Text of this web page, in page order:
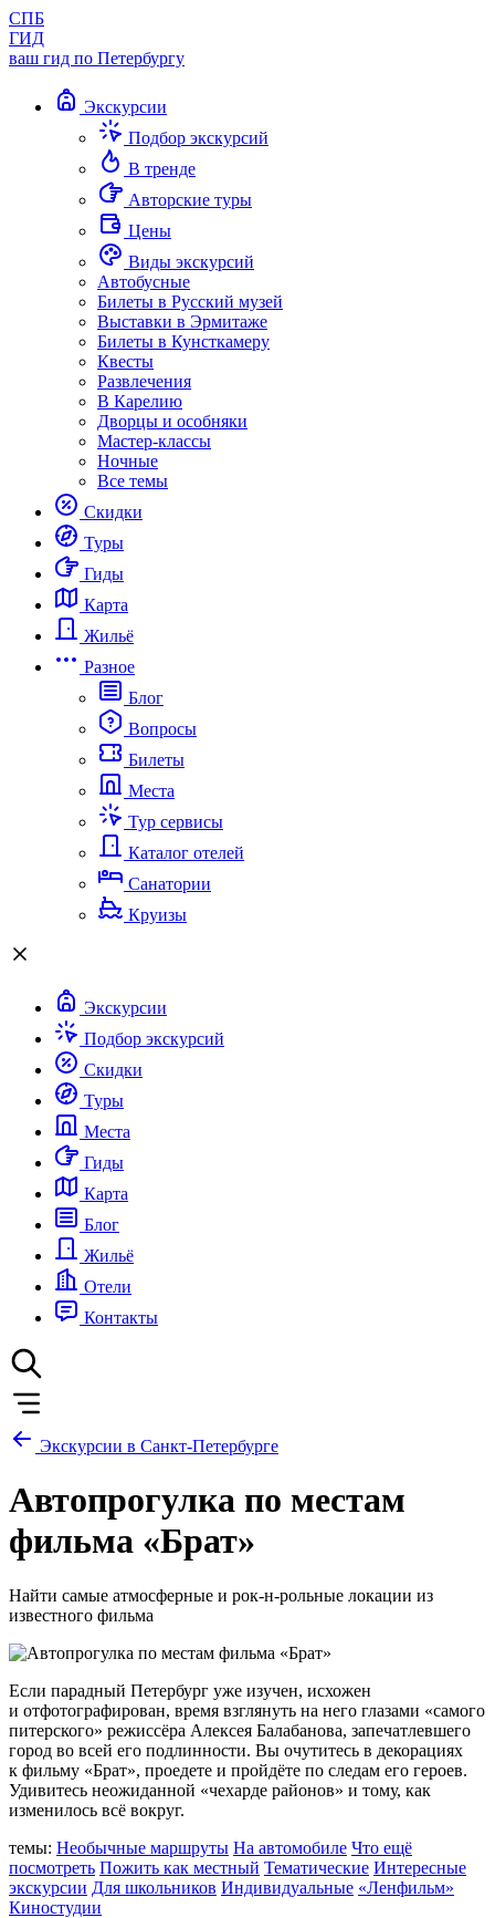
СПБ
ГИД
ваш гид по Петербургу
Экскурсии
Подбор экскурсий
В тренде
Авторские туры
Цены
Виды экскурсий
Автобусные
Билеты в Русский музей
Выставки в Эрмитаже
Билеты в Кунсткамеру
Квесты
Развлечения
В Карелию
Дворцы и особняки
Мастер-классы
Ночные
Все темы
Скидки
Туры
Гиды
Карта
Жильё
Разное
Блог
Вопросы
Билеты
Места
Тур сервисы
Каталог отелей
Санатории
Круизы
Экскурсии
Подбор экскурсий
Скидки
Туры
Места
Гиды
Карта
Блог
Жильё
Отели
Контакты
Экскурсии в Санкт-Петербурге
Автопрогулка по местам
фильма «Брат»
Найти самые атмосферные и рок-н-рольные локации из
известного фильма
Если парадный Петербург уже изучен, исхожен
и отфотографирован, время взглянуть на него глазами «самого
питерского» режиссёра Алексея Балабанова, запечатлевшего
город во всей его подлинности. Вы очутитесь в декорациях
к фильму «Брат», проедете и пройдёте по следам его героев.
Удивитесь неожиданной «чехарде районов» и тому, как
изменилось всё вокруг.
темы: Необычные маршруты На автомобиле Что ещё
посмотреть Пожить как местный Тематические Интересные
экскурсии Для школьников Индивидуальные «Ленфильм»
Киностудии